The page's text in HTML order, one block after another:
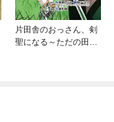
片田舎のおっさん、剣
聖になる～ただの田舎